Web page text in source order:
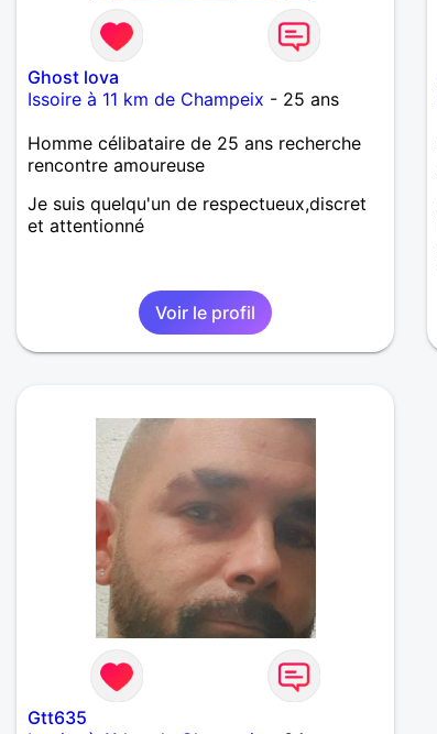
Ghost lova
Issoire à 11 km de Champeix - 25 ans
Homme célibataire de 25 ans recherche
rencontre amoureuse
Je suis quelqu'un de respectueux,discret
et attentionné
Voir le profil
Gtt635